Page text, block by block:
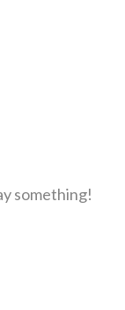
something!